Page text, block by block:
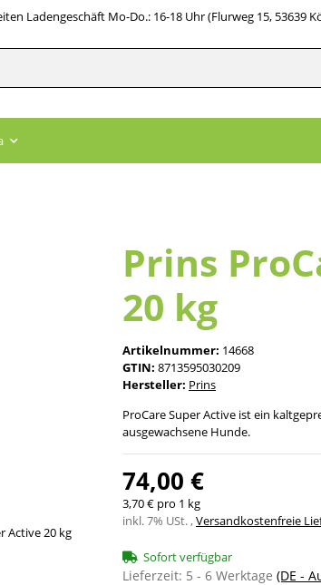
Ladengeschäft Mo-Do.: 16-18 Uhr (Flurweg 15, 53639
Prins
20 kg
Artikelnummer: 14668
GTIN: 8713595030209
Hersteller: Prins
ProCare Super Active ist ein
ausgewachsene Hunde.
74,00 €
3,70 € pro 1 kg
inkl. 7% USt. ,Versandkostenfreie
Sofort verfügbar
Lieferzeit: 5 - 6 Werktage (DE -